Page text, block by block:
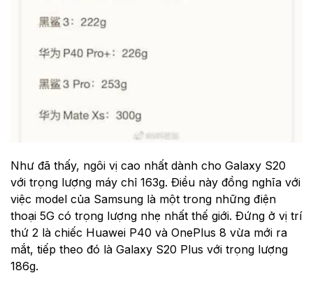
Như đã thấy, ngôi vị cao nhất dành cho Galaxy S20
với trọng lượng máy chỉ 163g. Điều này đồng nghĩa với
việc model của Samsung là một trong những điện
thoại 5G có trọng lượng nhẹ nhất thế giới. Đứng ở vị trí
thứ 2 là chiếc Huawei P40 và OnePlus 8 vừa mới ra
mắt, tiếp theo đó là Galaxy S20 Plus với trọng lượng
186g.